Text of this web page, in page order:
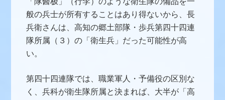
般の兵士が所有することはあり得ないから、長
兵衛さんは、高知の郷土部隊 ・歩兵第四十四連
隊所属（３）の「衛生兵」だった可能性が高
い。
第四十四連隊では、職業軍人
・予備役の区別な
く、兵科が衛生隊所属と決まれば、大半が「高